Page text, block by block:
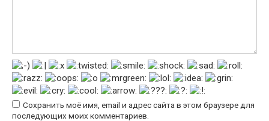
Сохранить моё имя, email и адрес сайта в этом браузере для
последующих моих комментариев.